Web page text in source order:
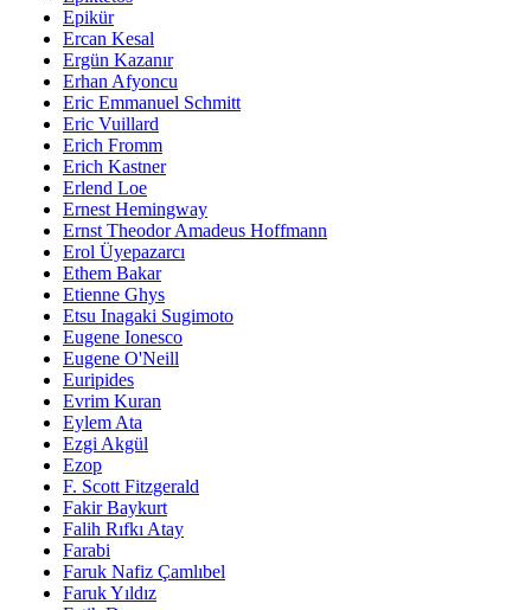
Epikür
Ercan Kesal
Ergün Kazanır
Erhan Afyoncu
Eric Emmanuel Schmitt
Eric Vuillard
Erich Fromm
Erich Kastner
Erlend Loe
Ernest Hemingway
Ernst Theodor Amadeus Hoffmann
Erol Üyepazarcı
Ethem Bakar
Etienne Ghys
Etsu Inagaki Sugimoto
Eugene Ionesco
Eugene O'Neill
Euripides
Evrim Kuran
Eylem Ata
Ezgi Akgül
Ezop
F. Scott Fitzgerald
Fakir Baykurt
Falih Rıfkı Atay
Farabi
Faruk Nafiz Çamlıbel
Faruk Yıldız